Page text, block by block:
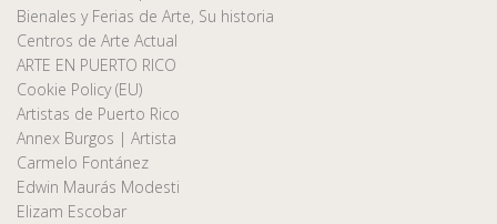
Bienales y Ferias de Arte, Su historia
Centros de Arte Actual
ARTE EN PUERTO RICO
Cookie Policy (EU)
Artistas de Puerto Rico
Annex Burgos | Artista
Carmelo Fontánez
Edwin Maurás Modesti
Elizam Escobar